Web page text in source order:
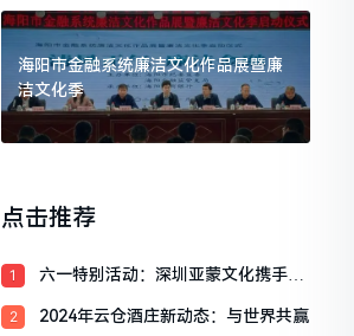
海阳市金融系统廉洁文化作品展暨廉
洁文化季
点击推荐
1
六一特别活动：深圳亚蒙文化携手名
2 2024年云仓酒庄新动态：与世界共赢